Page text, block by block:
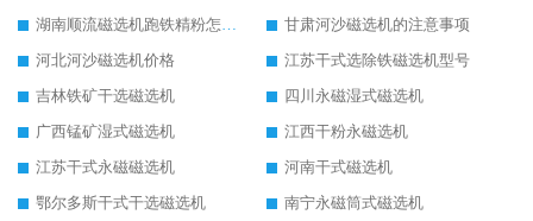
湖南顺流磁选机跑铁精粉怎么处理
甘肃河沙磁选机的注意事项
河北河沙磁选机价格
江苏干式选除铁磁选机型号
吉林铁矿干选磁选机
四川永磁湿式磁选机
广西锰矿湿式磁选机
江西干粉永磁选机
江苏干式永磁磁选机
河南干式磁选机
鄂尔多斯干式干选磁选机
南宁永磁筒式磁选机